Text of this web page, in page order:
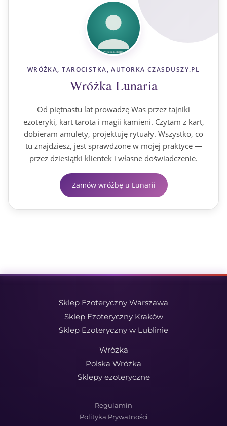
WRÓŻKA, TAROCISTKA, AUTORKA CZASDUSZY.PL
Wróżka Lunaria
Od piętnastu lat prowadzę Was przez tajniki
ezoteryki, kart tarota i magii kamieni. Czytam z kart,
dobieram amulety, projektuję rytuały. Wszystko, co
tu znajdziesz, jest sprawdzone w mojej praktyce —
przez dziesiątki klientek i własne doświadczenie.
Zamów wróżbę u Lunarii
Sklep Ezoteryczny Warszawa
Sklep Ezoteryczny Kraków
Sklep Ezoteryczny w Lublinie
Wróżka
Polska Wróżka
Sklepy ezoteryczne
Regulamin
Polityka Prywatności